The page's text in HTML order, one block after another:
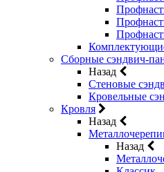
Сборные сэндвич-
Назад
Стеновые
Кровельные
Кровля
Назад
Назад